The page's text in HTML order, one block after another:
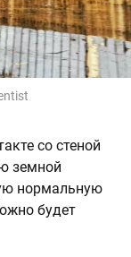
со стеной
земной
нормальную
будет